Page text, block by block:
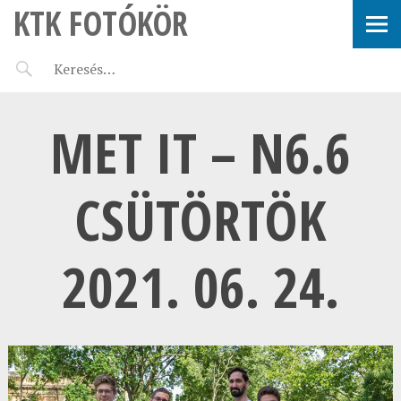
KTK FOTÓKÖR
MET IT – N6.6
CSÜTÖRTÖK
2021. 06. 24.